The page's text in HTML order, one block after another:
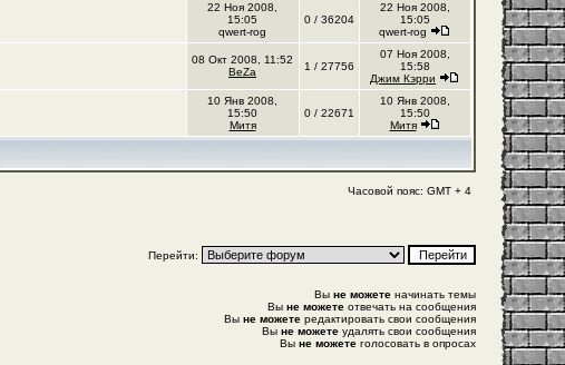
22 Ноя 2008,
15:05
qwert-rog
0 / 36204
22 Ноя 2008,
15:05
qwert-rog
08 Окт 2008, 11:52
BeZa
1 / 27756
07 Ноя 2008,
15:58
Джим Кэрри
10 Янв 2008,
15:50
Митя
0 / 22671
10 Янв 2008,
15:50
Митя
Часовой пояс: GMT + 4
Перейти:
Вы не можетеначинать темы
Вы не можетеотвечать на сообщения
Вы не можетередактировать свои сообщения
Вы не можетеудалять свои сообщения
Вы не можетеголосовать в опросах